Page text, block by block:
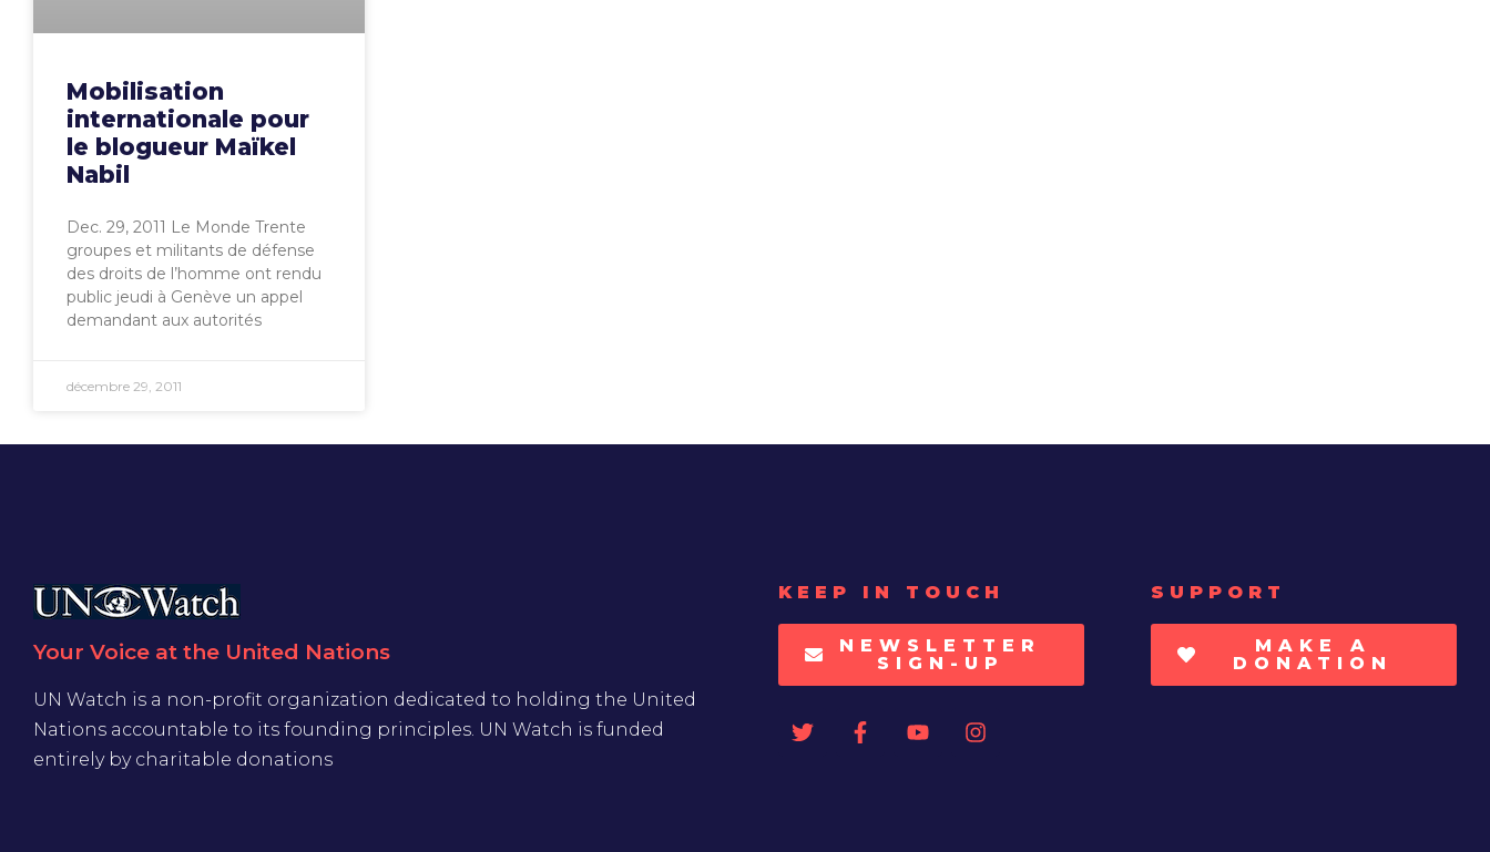
Mobilisation
internationale pour
le blogueur Maïkel
Nabil
Dec. 29, 2011 Le Monde Trente
groupes et militants de défense
des droits de l’homme ont rendu
public jeudi à Genève un appel
demandant aux autorités
décembre 29, 2011
Your Voice at the United Nations
UN Watch is a non-profit organization dedicated to holding the United
Nations accountable to its founding principles. UN Watch is funded
entirely by charitable donations
KEEP IN TOUCH
NEWSLETTER
SIGN-UP
SUPPORT
MAKE A
DONATION